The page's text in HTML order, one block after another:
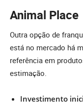
Animal Place
Outra opção de
está no mercado há
referência em
estimação.
Investimento